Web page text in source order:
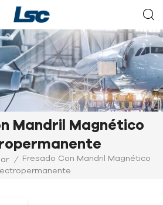
Mandril Magnético
/
Fresado Con Mandril Magnético